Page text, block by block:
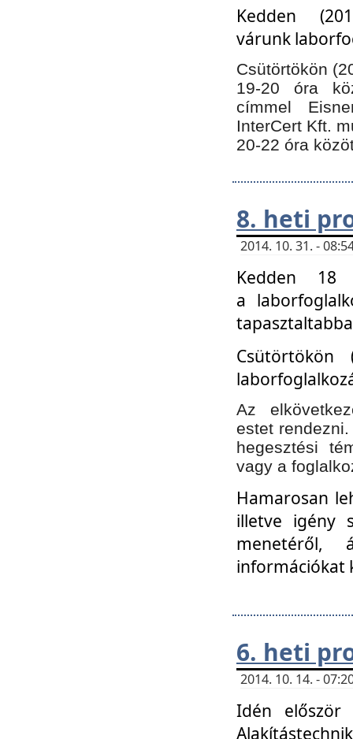
Kedden
várunk
Csütörtökön
19-20 óra
címmel
InterCert Kft.
20-22 óra
8. heti
2014. 10. 31. -
Kedden 18
a
Az
estet
hegesztési
vagy a
Hamarosan
illetve igény
menetéről,
információkat
6. heti
2014. 10. 14. -
Idén